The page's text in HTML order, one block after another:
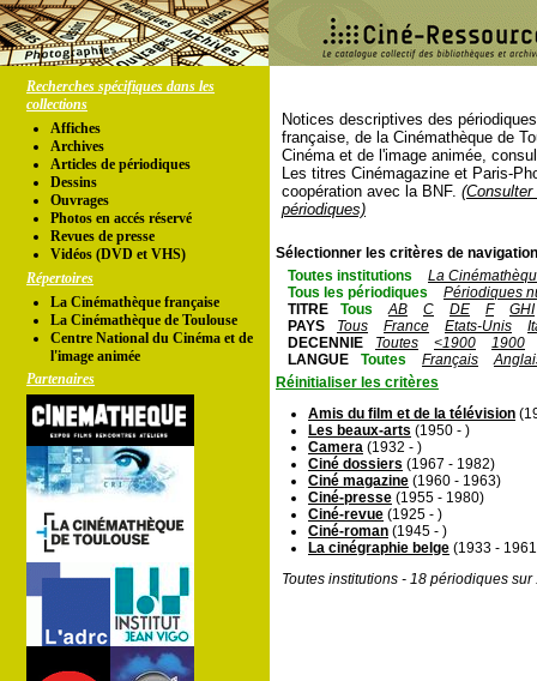
Recherches spécifiques dans les
collections
Affiches
Archives
Articles de périodiques
Dessins
Ouvrages
Photos en accés réservé
Revues de presse
Vidéos (DVD et VHS)
Répertoires
La Cinémathèque française
La Cinémathèque de Toulouse
Centre National du Cinéma et de
l'image animée
Partenaires
Notices descriptives des
française, de la Cinémathèque de
Cinéma et de l'image animée,
Les titres Cinémagazine et Paris-
coopération avec la BNF.
périodiques)
Sélectionner les critères de
Toutes institutions
La
Tous les périodiques
Périodiques
TITRE
Tous AB C DE F
GHI
PAYS
Tous France Etats-Unis
DECENNIE
Toutes <1900
1900
LANGUE
Toutes Français
Réinitialiser les critères
Amis du film et de la télévision
Les beaux-arts (1950 - )
Camera (1932 - )
Ciné dossiers (1967 - 1982)
Ciné magazine (1960 - 1963)
Ciné-presse (1955 - 1980)
Ciné-revue (1925 - )
Ciné-roman (1945 - )
La cinégraphie belge (1933 -
Toutes institutions - 18 périodiques sur